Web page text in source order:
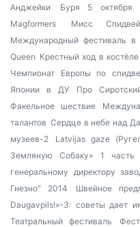
Анджейки
Буря 5 октября
Magformers
Мисс Спидвей
Международный фестиваль в
Queen Крестный ход в костёле
Чемпионат Европы по
Японии в ДУ
Про
Факельное шествие
талантов Сердце в небе над
музеев-2
Latvijas gaze
Земляную Собаку» 1 часть
генеральному директору
Гнезно" 2014
Швейное
Daugavpils!»-3: советы дает
Театральный фестиваль